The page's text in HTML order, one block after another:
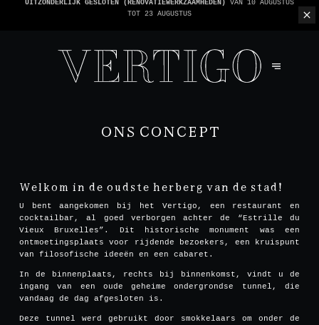
WE ZIJN CASHLESS - ALLEEN KAARTEN GEACCEPTEERD -
1 REKENING PER TAFEL
ONS CONCEPT
Welkom in de oudste herberg van de stad!
U bent aangekomen bij het Vertigo, een restaurant en
cocktailbar, al goed verborgen achter de “Estrille du
Vieux Bruxelles”. Dit historische monument was een
ontmoetingsplaats voor rijdende bezoekers, een kruispunt
van filosofische ideeën en een cabaret.
In de binnenplaats, rechts bij binnenkomst, vindt u de
ingang van een oude geheime ondergrondse tunnel, die
vandaag de dag afgesloten is.
Deze tunnel werd gebruikt door smokkelaars om onder de